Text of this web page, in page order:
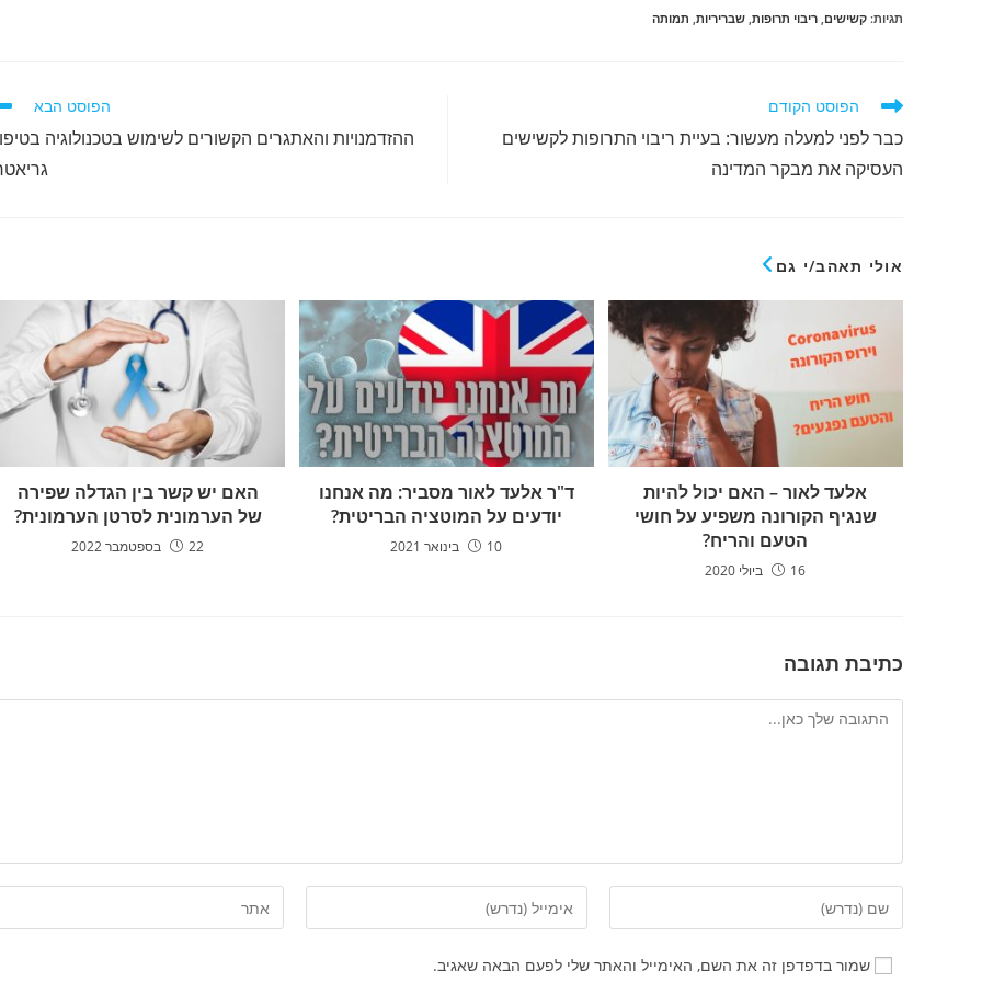
תגיות: קשישים, ריבוי תרופות, שבריריות, תמותה
הפוסט הקודם
כבר לפני למעלה מעשור: בעיית ריבוי התרופות לקשישים
העסיקה את מבקר המדינה
הפוסט הבא
ההזדמנויות והאתגרים הקשורים לשימוש בטכנולוגיה
אולי תאהב/י גם
האם יש קשר בין הגדלה שפירה
של הערמונית לסרטן הערמונית?
22 בספטמבר 2022
ד"ר אלעד לאור מסביר: מה אנחנו
יודעים על המוטציה הבריטית?
10 בינואר 2021
אלעד לאור – האם יכול להיות
שנגיף הקורונה משפיע על חושי
הטעם והריח?
16 ביולי 2020
כתיבת תגובה
שמור בדפדפן זה את השם, האימייל והאתר שלי לפעם הבאה שאגיב.